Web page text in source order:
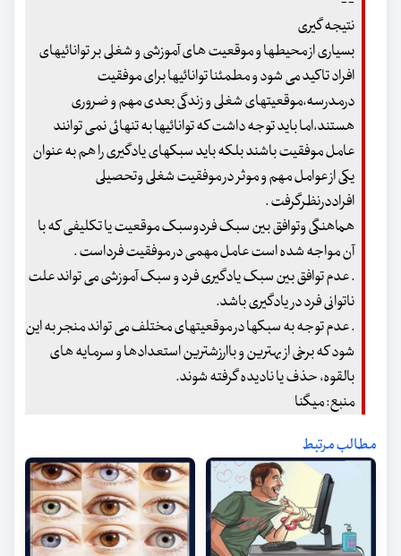
نتیجه گیری
بسیاری از محیطها و موقعیت های آموزشی و شغلی بر توانائیهای
افراد تاکید می شود و مطمئنا توانائیها برای موفقیت
درمدرسه،موقعیتهای شغلی و زندگی بعدی مهم و ضروری
هستند،اما باید توجه داشت که توانائیها به تنهائی نمی توانند
عامل موفقیت باشند بلکه باید سبکهای یادگیری را هم به عنوان
یکی از عوامل مهم و موثر در موفقیت شغلی وتحصیلی
افراددرنظرگرفت .
هماهنگی وتوافق بین سبک فردوسبک موقعیت یا تکلیفی که با
آن مواجه شده است عامل مهمی در موفقیت فرداست .
. عدم توافق بین سبک یادگیری فرد و سبک آموزشی می تواند علت
ناتوانی فرد در یادگیری باشد.
. عدم توجه به سبکها در موقعیتهای مختلف می تواند منجر به این
شود که برخی از بهترین و باارزشترین استعدادها و سرمایه های
بالقوه، حذف یا نادیده گرفته شوند.
منبع: میگنا
مطالب مرتبط